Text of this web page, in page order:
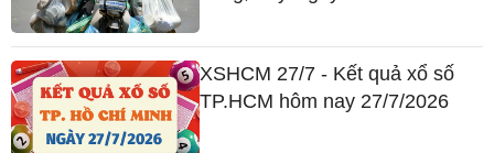
XSHCM 27/7 - Kết quả xổ số
TP.HCM hôm nay 27/7/2026